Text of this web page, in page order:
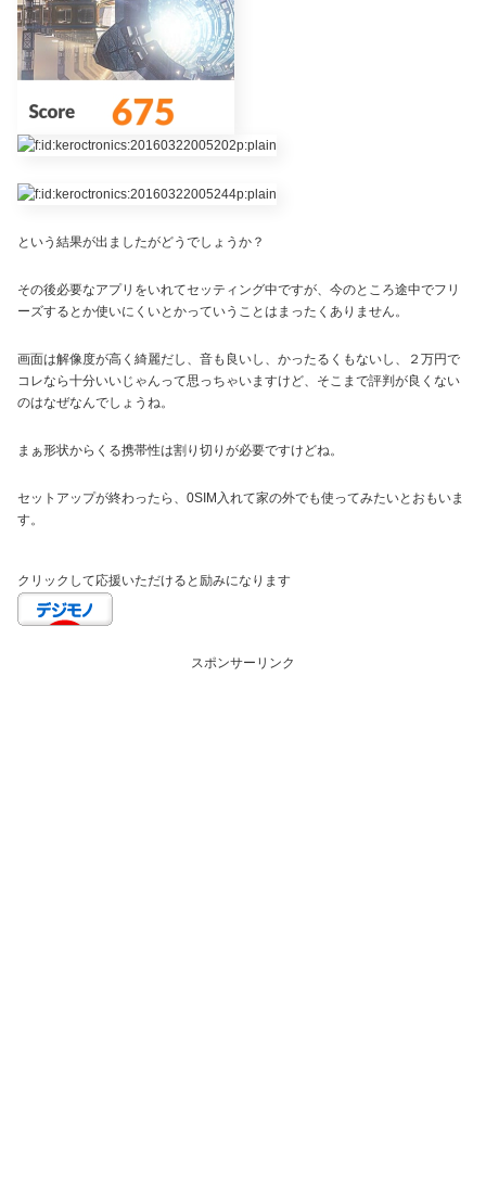
という結果が出ましたがどうでしょうか？
その後必要なアプリをいれてセッティング中ですが、今のところ途中でフリ
ーズするとか使いにくいとかっていうことはまったくありません。
画面は解像度が高く綺麗だし、音も良いし、かったるくもないし、２万円で
コレなら十分いいじゃんって思っちゃいますけど、そこまで評判が良くない
のはなぜなんでしょうね。
まぁ形状からくる携帯性は割り切りが必要ですけどね。
セットアップが終わったら、0SIM入れて家の外でも使ってみたいとおもいま
す。
クリックして応援いただけると励みになります
スポンサーリンク